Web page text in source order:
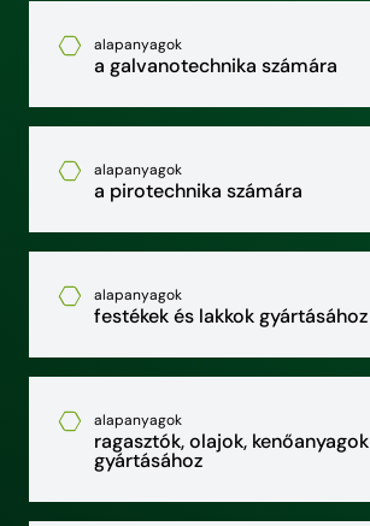
alapanyagok
a galvanotechnika számára
alapanyagok
a pirotechnika számára
alapanyagok
festékek és lakkok gyártásához
alapanyagok
ragasztók, olajok, kenőanyagok
gyártásához